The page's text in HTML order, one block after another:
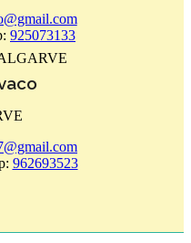
925073133
962693523